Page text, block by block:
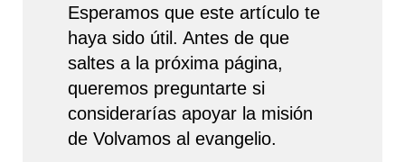
Esperamos que este artículo te
haya sido útil. Antes de que
saltes a la próxima página,
queremos preguntarte si
considerarías apoyar la misión
de Volvamos al evangelio.